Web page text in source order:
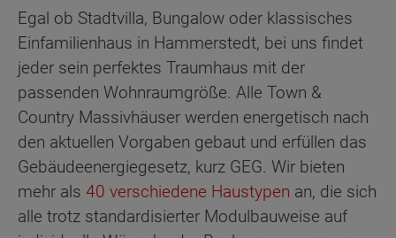
Egal ob Stadtvilla, Bungalow oder klassisches
Einfamilienhaus in Hammerstedt, bei uns findet
jeder sein perfektes Traumhaus mit der
passenden Wohnraumgröße. Alle Town &
Country Massivhäuser werden energetisch nach
den aktuellen Vorgaben gebaut und erfüllen das
Gebäudeenergiegesetz, kurz GEG. Wir bieten
mehr als 40 verschiedene Haustypen an, die sich
alle trotz standardisierter Modulbauweise auf